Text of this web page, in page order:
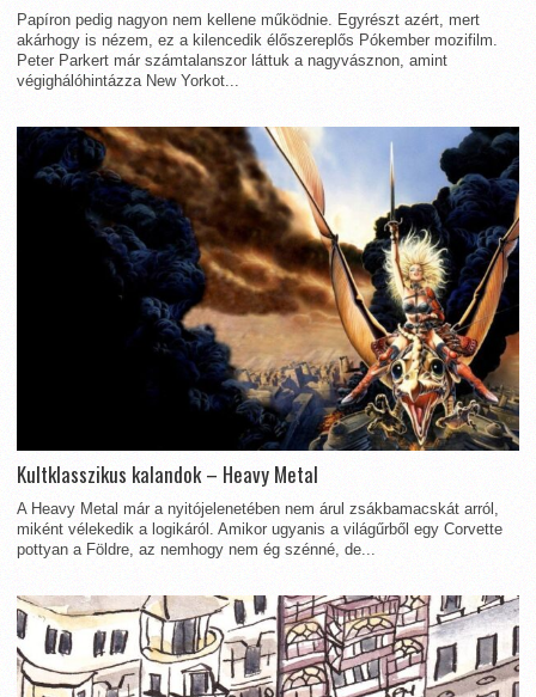
Papíron pedig nagyon nem kellene működnie. Egyrészt azért, mert
akárhogy is nézem, ez a kilencedik élőszereplős Pókember mozifilm.
Peter Parkert már számtalanszor láttuk a nagyvásznon, amint
végighálóhintázza New Yorkot...
Kultklasszikus kalandok – Heavy Metal
A Heavy Metal már a nyitójelenetében nem árul zsákbamacskát arról,
miként vélekedik a logikáról. Amikor ugyanis a világűrből egy Corvette
pottyan a Földre, az nemhogy nem ég szénné, de...